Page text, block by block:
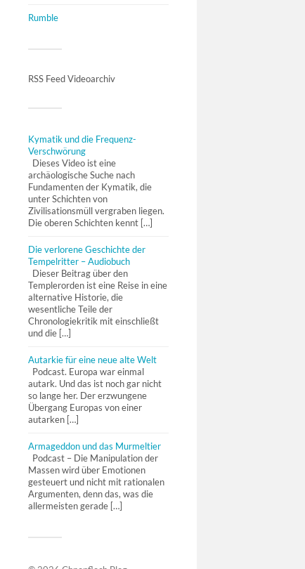
Rumble
RSS Feed Videoarchiv
Kymatik und die Frequenz-
Verschwörung
Dieses Video ist eine
archäologische Suche nach
Fundamenten der Kymatik, die
unter Schichten von
Zivilisationsmüll vergraben liegen.
Die oberen Schichten kennt […]
Die verlorene Geschichte der
Tempelritter – Audiobuch
Dieser Beitrag über den
Templerorden ist eine Reise in eine
alternative Historie, die
wesentliche Teile der
Chronologiekritik mit einschließt
und die […]
Autarkie für eine neue alte Welt
Podcast. Europa war einmal
autark. Und das ist noch gar nicht
so lange her. Der erzwungene
Übergang Europas von einer
autarken […]
Armageddon und das Murmeltier
Podcast – Die Manipulation der
Massen wird über Emotionen
gesteuert und nicht mit rationalen
Argumenten, denn das, was die
allermeisten gerade […]